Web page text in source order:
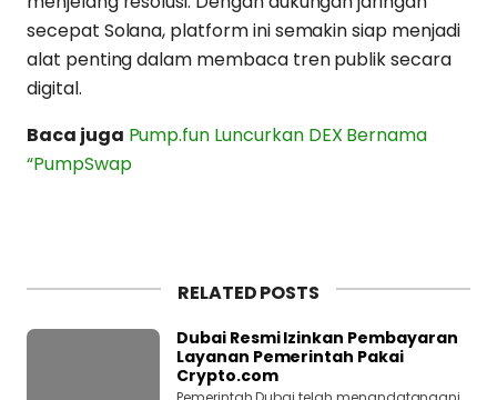
secepat Solana, platform ini semakin siap menjadi
alat penting dalam membaca tren publik secara
digital.
Baca juga Pump.fun Luncurkan DEX Bernama
“PumpSwap
RELATED POSTS
Dubai Resmi Izinkan Pembayaran
Layanan Pemerintah Pakai
Crypto.com